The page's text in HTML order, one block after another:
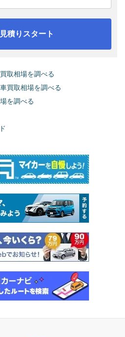
見積りスタート
取相場を調べる
買取相場を調べる
を調べる